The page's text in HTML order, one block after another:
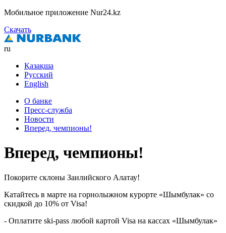
Мобильное приложение Nur24.kz
Скачать
ru
Қазақша
Русский
English
О банке
Пресс-служба
Новости
Вперед, чемпионы!
Вперед, чемпионы!
Покорите склоны Заилийского Алатау!
Катайтесь в марте на горнолыжном курорте «Шымбулак» со
скидкой до 10% от Visa!
- Оплатите ski-pass любой картой Visa на кассах «Шымбулак»